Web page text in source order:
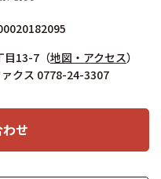
目13-7 （地図・アクセス）
クス 0778-24-3307
せ